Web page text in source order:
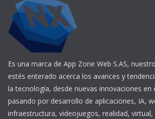
Es una marca de App Zone Web S.AS,
estés enterado acerca los avances y
la tecnología, desde nuevas innovaciones en
pasando por desarrollo de aplicaciones, IA,
infraestructura, videojuegos, realidad,